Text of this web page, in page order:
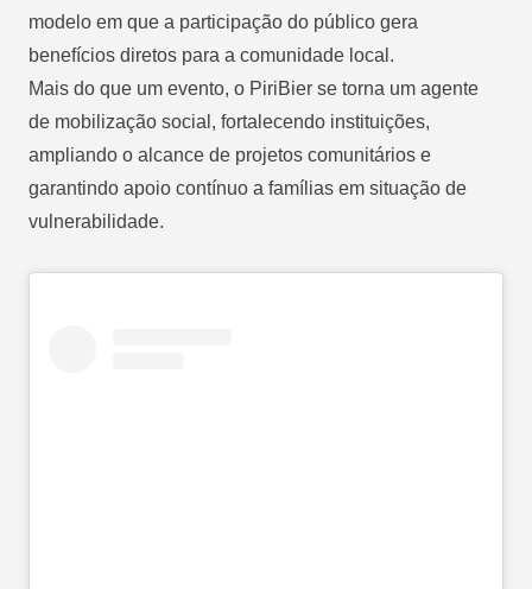
modelo em que a participação do público gera
benefícios diretos para a comunidade local.
Mais do que um evento, o PiriBier se torna um agente
de mobilização social, fortalecendo instituições,
ampliando o alcance de projetos comunitários e
garantindo apoio contínuo a famílias em situação de
vulnerabilidade.